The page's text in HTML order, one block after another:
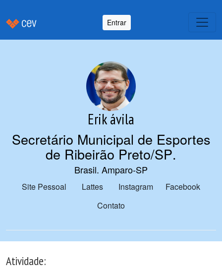
Entrar
Erik ávila
Secretário Municipal de Esportes
de Ribeirão Preto/SP.
Brasil. Amparo-SP
Site Pessoal Lattes Instagram
Facebook
Contato
Atividade: